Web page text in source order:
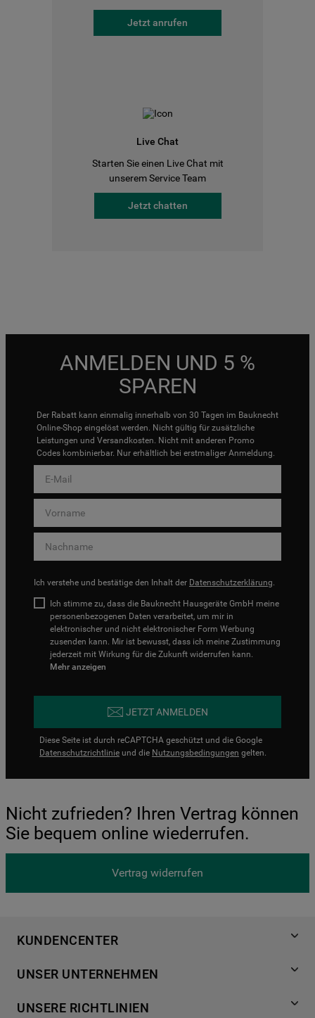
Jetzt anrufen
Live Chat
Starten Sie einen Live Chat mit
unserem Service Team
Jetzt chatten
ANMELDEN UND 5 %
SPAREN
Der Rabatt kann einmalig innerhalb von 30 Tagen im Bauknecht
Online-Shop eingelöst werden. Nicht gültig für zusätzliche
Leistungen und Versandkosten. Nicht mit anderen Promo
Codes kombinierbar. Nur erhältlich bei erstmaliger Anmeldung.
Ich verstehe und bestätige den Inhalt der Datenschutzerklärung.
Ich stimme zu, dass die Bauknecht Hausgeräte GmbH meine
personenbezogenen Daten verarbeitet, um mir in
elektronischer und nicht elektronischer Form Werbung
zusenden kann. Mir ist bewusst, dass ich meine Zustimmung
jederzeit mit Wirkung für die Zukunft widerrufen kann.
Mehr anzeigen
JETZT ANMELDEN
Diese Seite ist durch reCAPTCHA geschützt und die Google
Datenschutzrichtlinie und die Nutzungsbedingungen gelten.
Nicht zufrieden? Ihren Vertrag können
Sie bequem online wiederrufen.
Vertrag widerrufen
KUNDENCENTER
Händlersuche
Häufige Fragen
UNSER UNTERNEHMEN
Für Händler
UNSERE RICHTLINIEN